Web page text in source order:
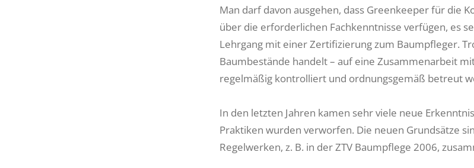
Man darf davon ausgehen, dass Greenkeeper für die
über die erforderlichen Fachkenntnisse verfügen, es
Lehrgang mit einer Zertifizierung zum Baumpfleger.
Baumbestände handelt – auf eine Zusammenarbeit
regelmäßig kontrolliert und ordnungsgemäß betreut
In den letzten Jahren kamen sehr viele neue
Praktiken wurden verworfen. Die neuen Grundsätze
Regelwerken, z. B. in der ZTV Baumpflege 2006,